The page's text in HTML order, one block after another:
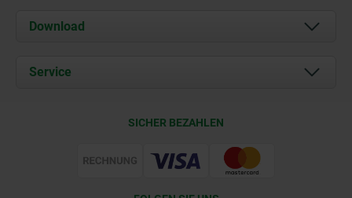
Über uns
Kontakt
Download
Dokumente
Service
SICHER BEZAHLEN